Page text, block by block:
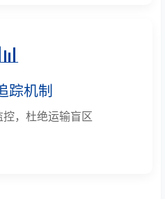
📊
踪机制
，杜绝运输盲区